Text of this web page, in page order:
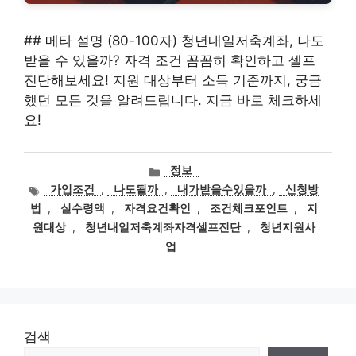
## 메타 설명 (80-100자) 청년내일저축계좌, 나도
받을 수 있을까? 자격 조건 꼼꼼히 확인하고 셀프
진단해보세요! 지원 대상부터 소득 기준까지, 궁금
했던 모든 것을 알려드립니다. 지금 바로 체크하세
요!
카
고
리
정보
태가입조건 , 나도될까 , 내가받을수있을까 ,
신청방
법
, 실수령액 , 자격요건확인 , 조건체크포인트 ,
지
원대상 , 청년내일저축계좌자격셀프진단 ,
청년지원사
업
검색